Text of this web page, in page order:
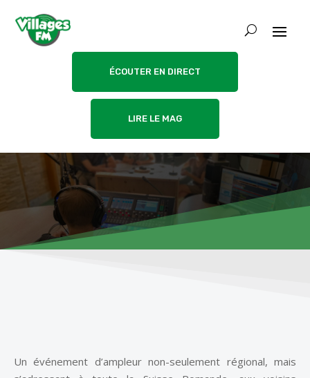
ÉCOUTER EN DIRECT
LIRE LE MAG
Un événement d’ampleur non-seulement régional, mais